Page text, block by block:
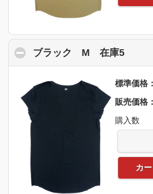
ブラック M 在庫5
標準価格
販売価格：
購入数
カ